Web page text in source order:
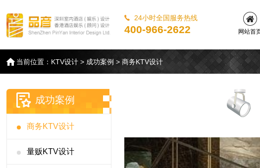
24小时全国服务热线
400-966-2622
网站首
当前位置： KTV设计 > 成功案例 >商务KTV设计
成功案例
商务KTV设计
量贩KTV设计